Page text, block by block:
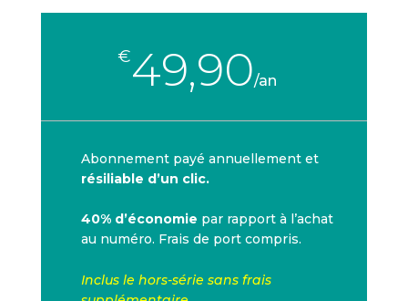
€49,90/an
Abonnement payé annuellement et
résiliable d’un clic.
40% d’économie par rapport à l’achat
au numéro. Frais de port compris.
Inclus le hors-série sans frais